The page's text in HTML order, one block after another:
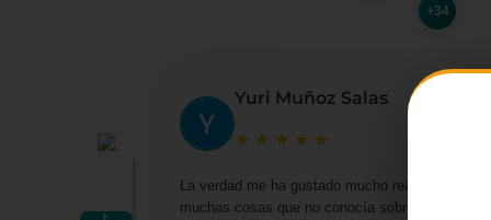
+34
Yuri Muñoz Salas
★ ★ ★ ★ ★
La verdad me ha gustado mucho realizar este
muchas cosas que no conocía sobre las